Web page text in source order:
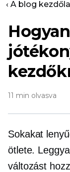
‹ A blog
11 min olvasva
Sokakat
ötlete.
változást